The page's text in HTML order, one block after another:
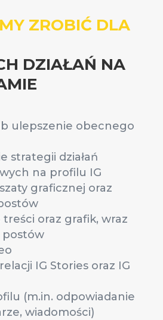
ZROBIĆ DLA
DZIAŁAŃ NA
ulepszenie obecnego
strategii działań
na profilu IG
graficznej oraz
treści oraz grafik, wraz
postów
IG Stories oraz IG
(m.in. odpowiadanie
wiadomości)